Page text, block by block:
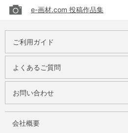
e-画材.com 投稿作品集
ご利用ガイド
よくあるご質問
お問い合わせ
会社概要